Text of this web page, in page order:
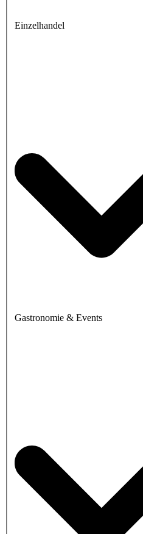
Einzelhandel
Gastronomie & Events